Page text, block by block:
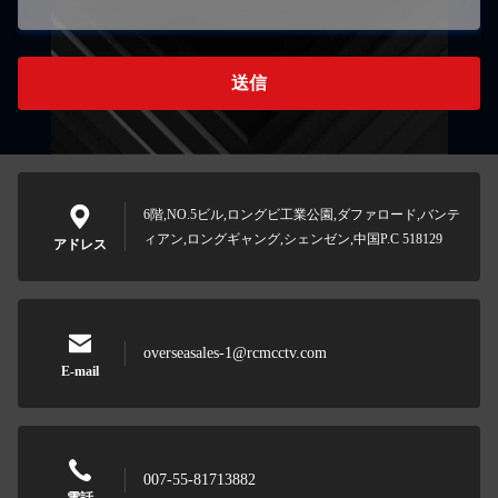
送信
アドレス
6階,NO.5ビル,ロングビ工業公園,ダファロード,バンテ
ィアン,ロングギャング,シェンゼン,中国P.C 518129
E-mail
overseasales-1@rcmcctv.com
007-55-81713882